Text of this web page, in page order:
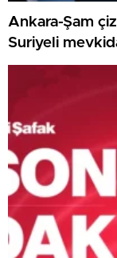
Ankara-Şam
Suriyeli